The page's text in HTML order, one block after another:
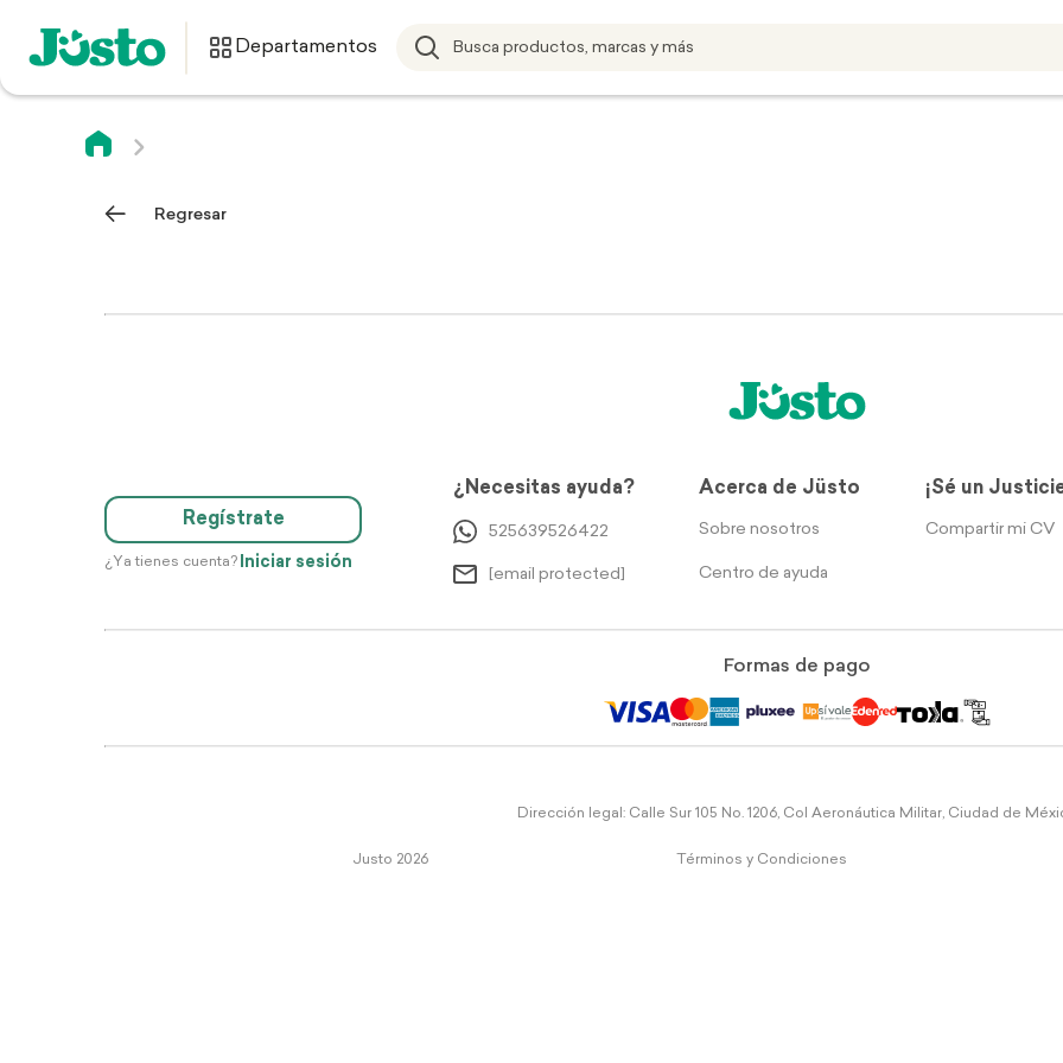
Departamentos
Regresar
Regístrate
¿Ya tienes cuenta? Iniciar sesión
¿Necesitas ayuda?
525639526422
[email protected]
Acerca de Jüsto
Sobre nosotros
Centro de ayuda
¡Sé un
Compartir mi CV
Formas de pago
Dirección legal: Calle Sur 105 No. 1206, Col Aeronáutica Militar, Ciudad de
Justo 2026 Términos y Condiciones